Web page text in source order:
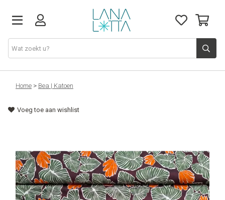
Stoffen
Fournituren
Patronen
Naaimachines
Home > Bea | Katoen
Voeg toe aan wishlist